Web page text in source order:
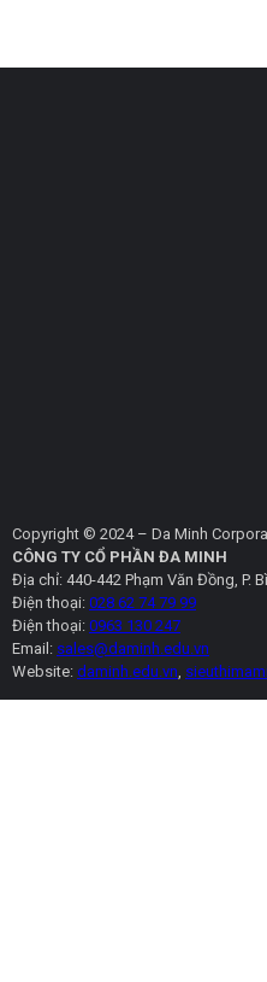
Copyright © 2024 – Da Minh
CÔNG TY CỔ PHẦN ĐA MINH
Địa chỉ: 440-442 Phạm Văn Đồng, P.
Điện thoại: 028 62 74 79 99
Điện thoại: 0963 130 247
Email: sales@daminh.edu.vn
Website: daminh.edu.vn,